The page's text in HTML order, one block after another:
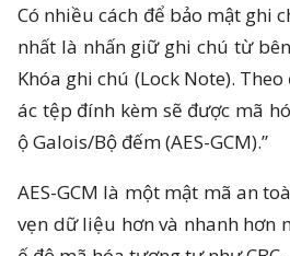
Có nhiều cách để bảo mật ghi
nhất là nhấn giữ ghi chú từ
Khóa ghi chú (Lock Note).
ác tệp đính kèm sẽ được mã
ộ Galois/Bộ đếm (AES-GCM).”
AES-GCM là một mật mã an
vẹn dữ liệu hơn và nhanh hơn